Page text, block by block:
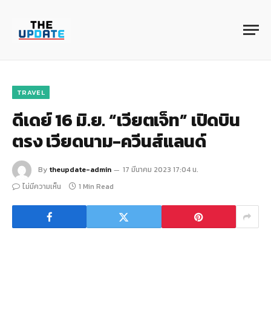
TRAVEL
ดีเดย์ 16 มิ.ย. “เวียตเจ็ท” เปิดบิน
ตรง เวียดนาม-ควีนส์แลนด์
By theupdate-admin
17 มีนาคม 2023 17:04 น.
ไม่มีความเห็น
1 Min Read